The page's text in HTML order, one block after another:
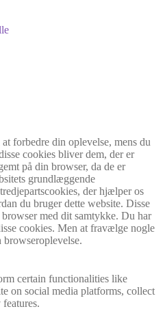
forbedre din oplevelse, mens du
cookies bliver dem, der er
på din browser, da de er
grundlæggende
der hjælper os
du bruger dette website. Disse
med dit samtykke. Du har
cookies. Men at fravælge nogle
certain functionalities like
on social media platforms, collect